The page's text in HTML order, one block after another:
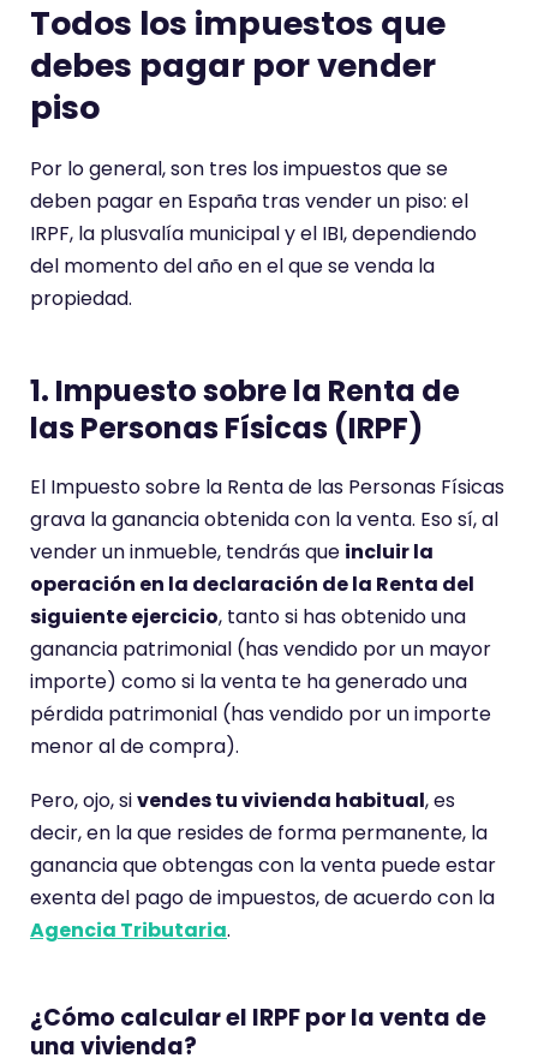
Todos los impuestos que
debes pagar por vender
piso
Por lo general, son tres los impuestos que se
deben pagar en España tras vender un piso: el
IRPF, la plusvalía municipal y el IBI, dependiendo
del momento del año en el que se venda la
propiedad.
1. Impuesto sobre la Renta de
las Personas Físicas (IRPF)
El Impuesto sobre la Renta de las Personas Físicas
grava la ganancia obtenida con la venta. Eso sí, al
vender un inmueble, tendrás que incluir la
operación en la declaración de la Renta del
siguiente ejercicio, tanto si has obtenido una
ganancia patrimonial (has vendido por un mayor
importe) como si la venta te ha generado una
pérdida patrimonial (has vendido por un importe
menor al de compra).
Pero, ojo, sivendes tu vivienda habitual, es
decir, en la que resides de forma permanente, la
ganancia que obtengas con la venta puede estar
exenta del pago de impuestos, de acuerdo con la
Agencia Tributaria.
¿Cómo calcular el IRPF por la venta de
una vivienda?